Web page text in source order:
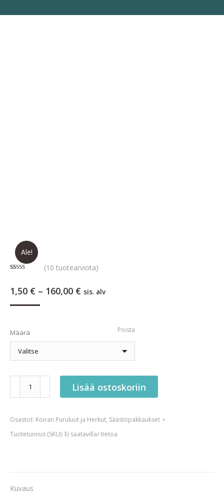
Ale!
1,50 € – 160,00 €Hintaluokka:
sis. alv
perustuen
asiakkaan
(10 tuotearviota)
Määrä Poista
Kovis
määrä
Lisää ostoskoriin
Osastot: Koiran Puruluut ja Herkut, Säästöpakkaukset
Tuotetunnus (SKU): Ei saatavilla/-tietoa
Kuvaus